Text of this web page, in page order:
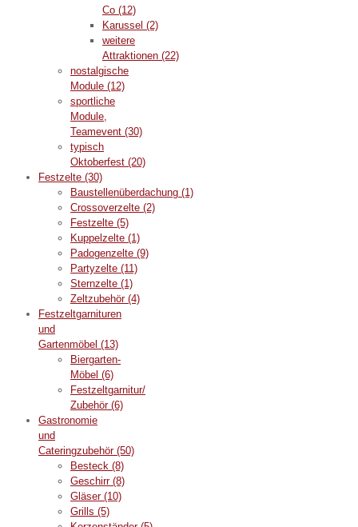
Co (12)
Karussel (2)
weitere
Attraktionen (22)
nostalgische
Module (12)
sportliche
Module,
Teamevent (30)
typisch
Oktoberfest (20)
Festzelte (30)
Baustellenüberdachung (1)
Crossoverzelte (2)
Festzelte (5)
Kuppelzelte (1)
Padogenzelte (9)
Partyzelte (11)
Sternzelte (1)
Zeltzubehör (4)
Festzeltgarnituren
und
Gartenmöbel (13)
Biergarten-
Möbel (6)
Festzeltgarnitur/
Zubehör (6)
Gastronomie
und
Cateringzubehör (50)
Besteck (8)
Geschirr (8)
Gläser (10)
Grills (5)